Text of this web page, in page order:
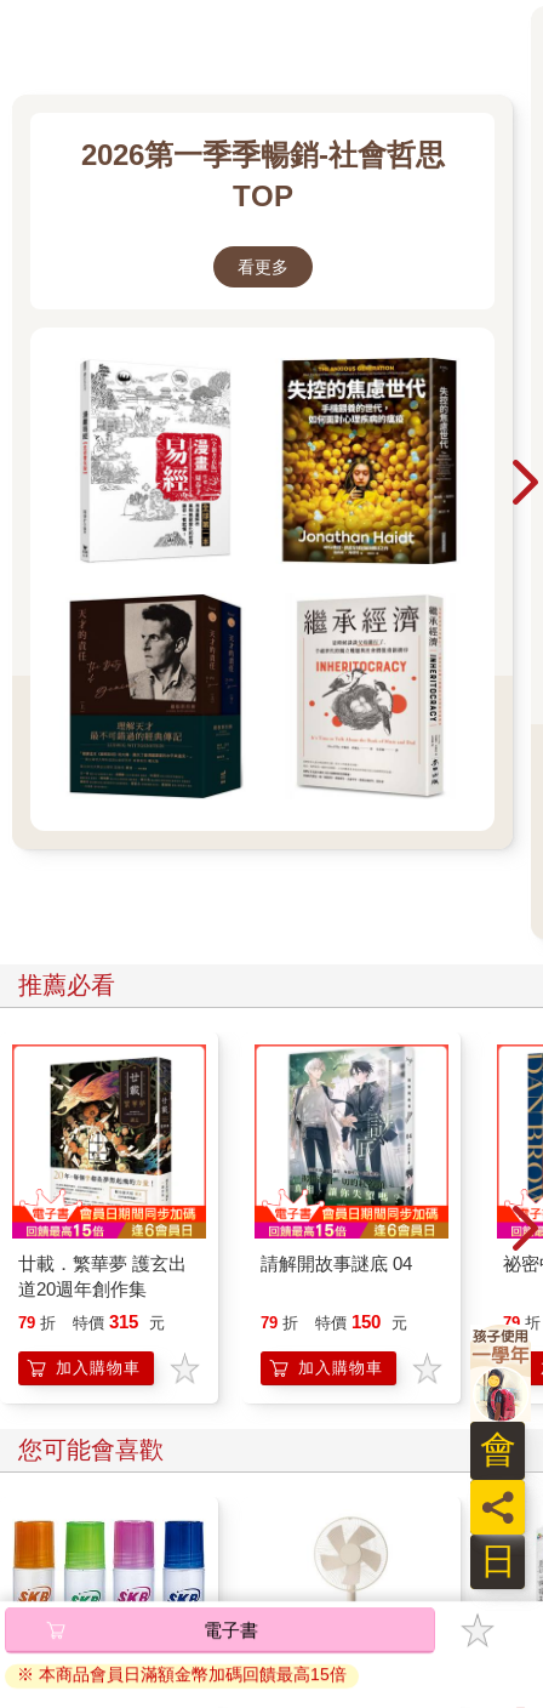
單位又以「『擂臺裝事件』後續」為題，在YouTube上傳了節目
影片中有一幕是除了木村之外的兩位女室友，在雙層公寓的某間
當女室友問到「妳覺得都是他（不慎誤洗擂臺裝的男室友）的錯
嗎？」時，木村花說：「嗯，我覺得是他的錯。如果硬要說我有
村花聽完便哭了起來，並離開了房間。「嗚嗚嗚……」影片裡還
傳來她的啜泣聲。
四天後，也就是五月十八日，無線電視臺也播出了節目的第三十
八集，知道「擂臺裝事件」的觀眾愈來愈多。
「拜託妳快從節目畢業好不好？」
「妳早點消失，大家就可以過得幸福快樂了啊！快滾吧妳！」
「顏值低，個性差，這種人還有資格活下去嗎？」
木村花的推特和IG上充斥著諸如此類的冷血言論。接著，她貼出
了本書一開始所介紹的那段文字，在二十二歲的青春年華，結束
了她的一生。
驚人的是，網友的抹黑、中傷，在木村花死後仍持續延燒。
「真感謝妳自行了斷，我又有精神了（^_^）」
「話說回來，這傢伙怎麼看都是自作自受吧？」
「『以死搏取同情』這一招，未免也太好用了吧？社會大眾對她
太好了」
木村媽媽——響子女士揭發「煽動」真相
我們的記者持續與木村花的媽媽——木村響子（四十三歲）聯
繫，表示「很想聽聽您怎麼說」，並再三邀訪。就在木村花死後
一個多月，記者收到了木村響子寄來的一封電子郵件，表示同意
受訪。
「我只希望能讓大家知道小花選擇走上絕路的幕後真相。只要對
這件事有幫助，任何採訪我都願意配合。」
二〇二〇年七月四日下午，雙方約在東京市區某處見面。在初相
識的記者面前，木村響子說出了在引發網友圍剿的那一幕播出之
前，富士電視臺操作了什麼樣的「煽動」。
三月底，在「擂臺服事件」上架播出，並於社群網站引發網路公
審後，木村響子得知木村花曾企圖輕生，隨即與她聯絡。當時木
村花一再表示「因為我引起網友砲轟，覺得很抱歉，所以才割了
一下（手腕）而已，沒問題的」、「別擔心」。
「網友砲轟很快就會平息了。只不過是一群不負責任的人，躲在
安全的地方亂丟石頭而已。妳千萬不要迷失自己，別忘了那些在
妳心目中很重要的人，別忘了妳珍惜他們的那份心。」
木村響子在電子郵件裡寫下這些話來鼓勵女兒，而木村花也把這
木村花是在五月十五日，也就是她死前一週，向木村響子訴說了
雙層公寓中「擂臺服事件」橋段的幕後安排。那天木村花去為她
最愛的奶奶慶生，回程木村響子開車送她回住處時，她在車上這
麼說道：
「製作單位的人煽動我，要我給對方一記耳光。我（是個職業摔
角選手）不能出手打他，所以才拍掉他的帽子。」
2026第一季季暢銷-社會哲思
TOP
看更多
推薦必看
廿載．繁華夢 護玄出
道20週年創作集
79 折 特價 315 元
加入購物車
請解開故事謎底 04
79 折 特價 150 元
加入購物車
祕
79 折
您可能會喜歡
電子書
※ 本商品會員日滿額金幣加碼回饋最高15倍
日
員
會